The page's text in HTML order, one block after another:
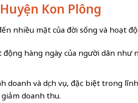
Kon Plông
nhiều mặt của đời sống và hoạt
hàng ngày của người dân như
doanh và dịch vụ, đặc biệt trong
doanh thu.